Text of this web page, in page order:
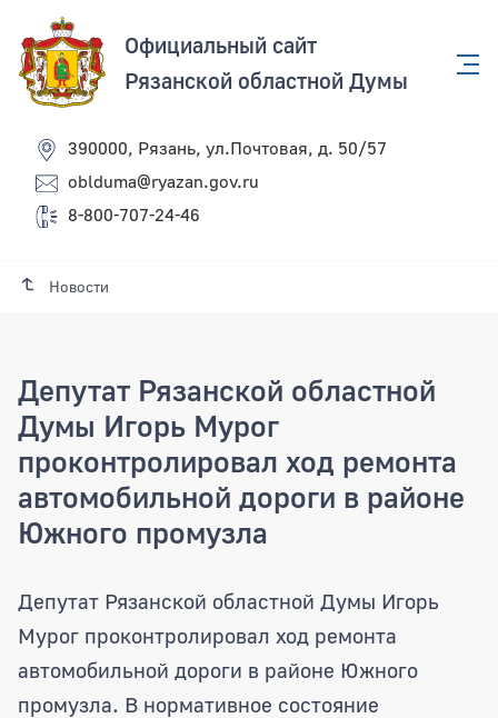
Официальный сайт
Рязанской областной Думы
390000, Рязань, ул.Почтовая, д. 50/57
oblduma@ryazan.gov.ru
8-800-707-24-46
Новости
Депутат Рязанской областной
Думы Игорь Мурог
проконтролировал ход ремонта
автомобильной дороги в районе
Южного промузла
Депутат Рязанской областной Думы
Депутат Рязанской областной Думы Игорь
Мурог проконтролировал ход ремонта
автомобильной дороги в районе Южного
промузла. В нормативное состояние